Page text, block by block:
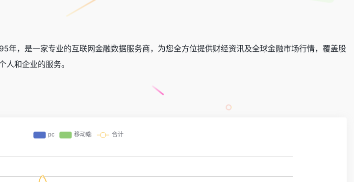
年，是一家专业的互联网金融数据服务商，为您全方位提供财经资讯及全球金融市场行情，覆盖股
和企业的服务。